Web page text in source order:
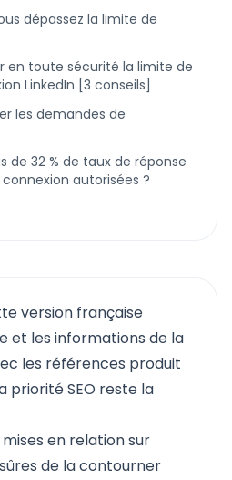
dépassez la limite de
toute sécurité la limite de
LinkedIn [3 conseils]
les demandes de
32 % de taux de réponse
autorisées ?
version française
et les informations de la
les références produit
priorité SEO reste la
en relation sur
de la contourner